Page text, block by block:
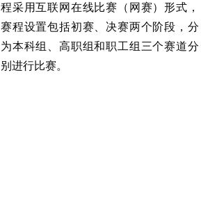
程采用互联网在线比赛（网赛）形式，
赛程设置包括初赛、决赛两个阶段，分
为本科组、高职组和职工组三个赛道分
别进行比赛。